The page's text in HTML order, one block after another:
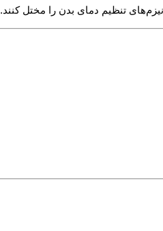
تنظیم دمای بدن را مختل کنند.